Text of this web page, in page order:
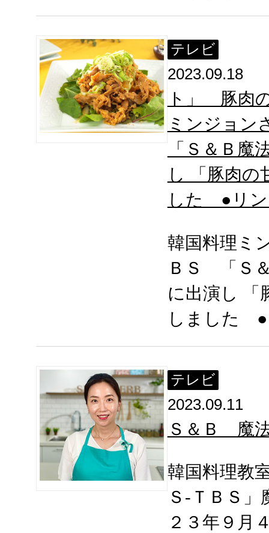
テレビ
2023.09.18
ト」 豚肉
ミンジョ
「Ｓ＆Ｂ魔
し 「豚肉
した ●リン
韓国料理ミ
ＢＳ 「Ｓ
に出演し
しました ●
テレビ
2023.09.11
Ｓ＆Ｂ 魔
韓国料理教
Ｓ-ＴＢＳ
２３年９月